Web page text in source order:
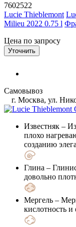
7602522
Lucie Thieblemont
Milieu 2022 0.75 l
Цена по запросу
Уточнить
Самовывоз
г. Москва, ул.
Известняк –
плохо
созданию
Глина –
довольно
Мергель –
кислотность и